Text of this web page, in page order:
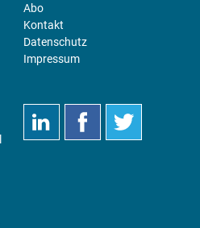
Abo
Kontakt
Datenschutz
Impressum